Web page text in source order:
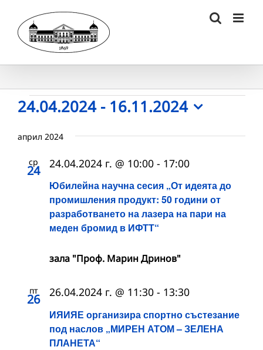
content
Събития
24.04.2024 - 16.11.2024
date.
април 2024
ср
24
Юбилейна научна сесия „От идеята до
промишления продукт: 50 години от
разработването на лазера на пари на
меден бромид в ИФТТ“
24.04.2024 г. @ 10:00 - 17:00
зала "Проф. Марин Дринов"
пт
26
ИЯИЯЕ организира спортно състезание
под наслов „МИРЕН АТОМ – ЗЕЛЕНА
ПЛАНЕТА“
26.04.2024 г. @ 11:30 - 13:30